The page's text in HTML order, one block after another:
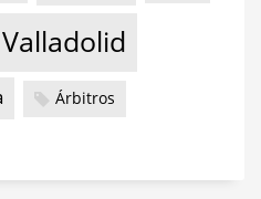
Valladolid
Árbitros